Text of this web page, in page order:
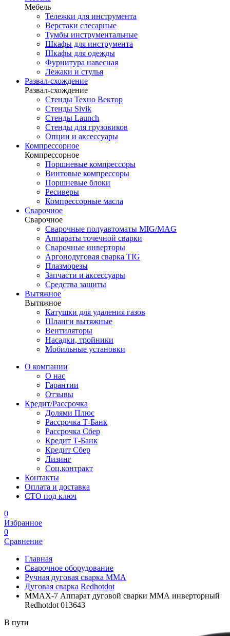
Мебель
Тележки для инструмента
Верстаки слесарные
Тумбы инструментальные
Шкафы для инструмента
Шкафы для одежды
Фурнитура навесная
Лежаки и стулья
Развал-схождение
Развал-схождение
Стенды Техно Вектор
Стенды Sivik
Стенды Launch
Стенды для грузовиков
Опции и аксессуары
Компрессорное
Компрессорное
Поршневые компрессоры
Винтовые компрессоры
Поршневые блоки
Ресиверы
Компрессорные масла
Сварочное
Сварочное
Сварочные полуавтоматы MIG/MAG
Аппараты точечной сварки
Сварочные инверторы
Аргонодуговая сварка TIG
Плазморезы
Запчасти и аксессуары
Средства защиты
Вытяжное
Вытяжное
Катушки для удаления газов
Шланги вытяжные
Вентиляторы
Насадки, тройники
Мобильные установки
О компании
О нас
Гарантии
Отзывы
Кредит/Рассрочка
Долями Плюс
Рассрочка Т-Банк
Рассрочка Сбер
Кредит Т-Банк
Кредит Сбер
Лизинг
Соц.контракт
Контакты
Оплата и доставка
СТО под ключ
0
Избранное
0
Сравнение
Главная
Сварочное оборудование
Ручная дуговая сварка MMA
Дуговая сварка Redhotdot
MMAX-7 Аппарат дуговой сварки ММА инверторный
Redhotdot 013643
В пути